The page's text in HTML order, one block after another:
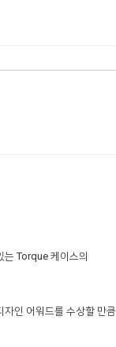
Torque 케이스의
인 어워드를 수상할 만큼